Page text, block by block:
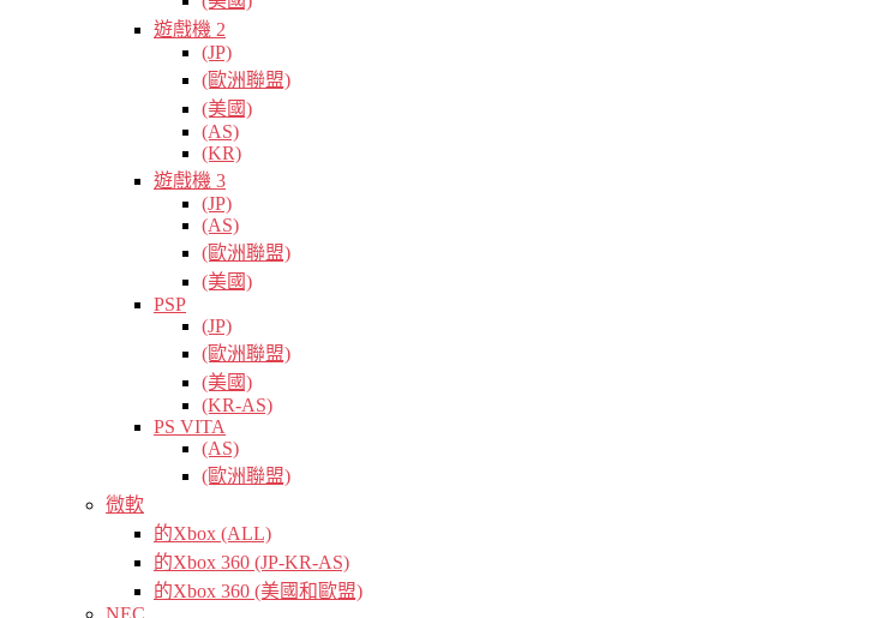
遊戲機 2
(JP)
(歐洲聯盟)
(美國)
(AS)
(KR)
遊戲機 3
(JP)
(AS)
(歐洲聯盟)
(美國)
PSP
(JP)
(歐洲聯盟)
(美國)
(KR-AS)
PS VITA
(AS)
(歐洲聯盟)
微軟
的Xbox (ALL)
的Xbox 360 (JP-KR-AS)
的Xbox 360 (美國和歐盟)